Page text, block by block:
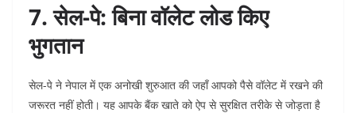
7. सेल-पे: बिना वॉलेट लोड किए
भुगतान
सेल-पे ने नेपाल में एक अनोखी शुरुआत की जहाँ आपको पैसे वॉलेट में रखने की
जरूरत नहीं होती। यह आपके बैंक खाते को ऐप से सुरक्षित तरीके से जोड़ता है